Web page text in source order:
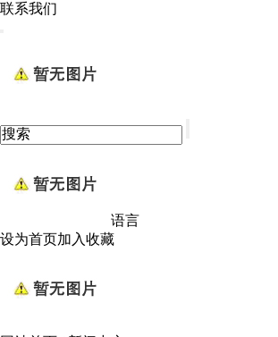
联系我们
语言
设为首页加入收藏